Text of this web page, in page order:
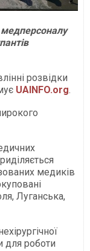
медперсоналу
розвідки
UAINFO.org.
медиків
Луганська,
для роботи